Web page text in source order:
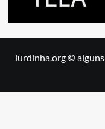
lurdinha.org ©